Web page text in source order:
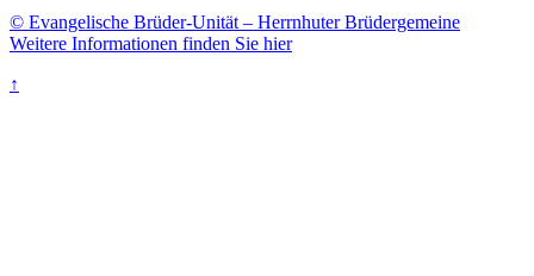
© Evangelische Brüder-Unität – Herrnhuter Brüdergemeine
Weitere Informationen finden Sie hier
↑